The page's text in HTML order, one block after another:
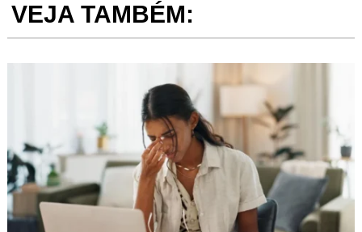
VEJA TAMBÉM: